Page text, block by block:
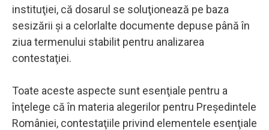
instituţiei, că dosarul se soluţionează pe baza
sesizării şi a celorlalte documente depuse până în
ziua termenului stabilit pentru analizarea
contestaţiei.
Toate aceste aspecte sunt esenţiale pentru a
înţelege că în materia alegerilor pentru Preşedintele
României, contestaţiile privind elementele esenţiale